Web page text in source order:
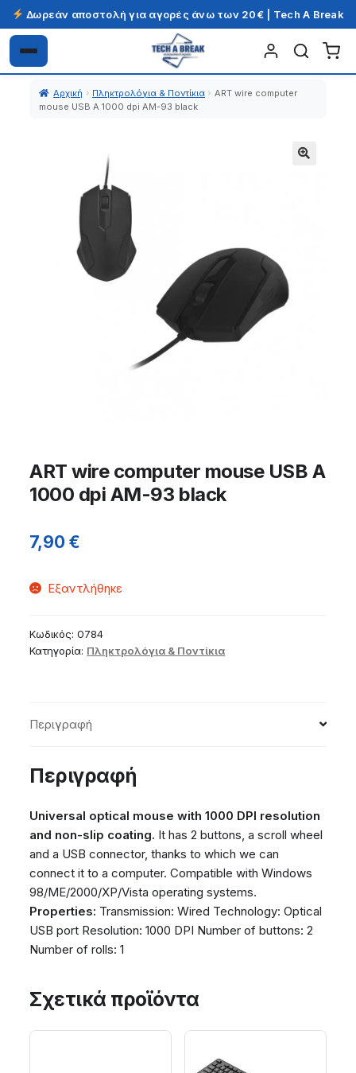
Δωρεάν αποστολή για αγορές άνω των 20€ | Tech A Break
Απευθείας
μετάβαση
Μετάβαση
σε
περιεχόμενο
Αρχική Πληκτρολόγια & Ποντίκια
ART wire computer
mouse USB A 1000 dpi AM-93 black
ART wire computer mouse USB A
1000 dpi AM-93 black
7,90€
Εξαντλήθηκε
Κωδικός:0784
Κατηγορία: Πληκτρολόγια & Ποντίκια
Περιγραφή
Περιγραφή
Universal optical mouse with 1000 DPI resolution
and non-slip coating. It has 2 buttons, a scroll wheel
and a USB connector, thanks to which we can
connect it to a computer. Compatible with Windows
98/ME/2000/XP/Vista operating systems.
Properties: Transmission: Wired Technology: Optical
USB port Resolution: 1000 DPI Number of buttons: 2
Number of rolls: 1
Σχετικά προϊόντα